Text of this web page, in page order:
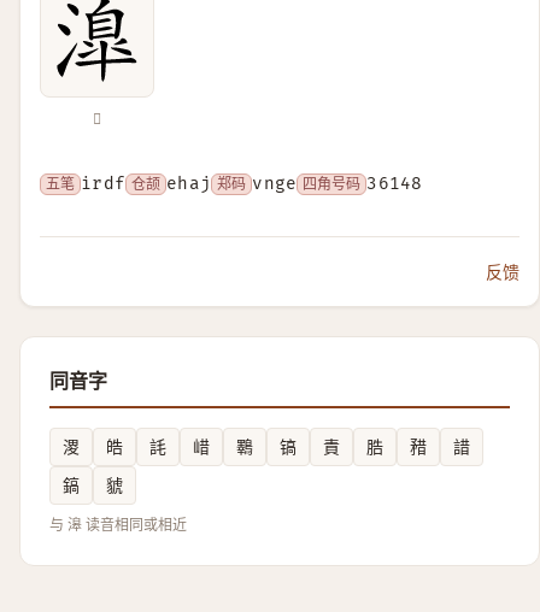
𣽎
五笔 irdf 仓颉 ehaj 郑码 vnge 四角号码 36148
反馈
同音字
溭 皓 䚽 㟙 鸅 镐 責 㬶 矠
諎
鎬
䝞
与 滜 读音相同或相近